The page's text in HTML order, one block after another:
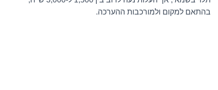
בהתאם למקום ולמורכבות ההערכה.